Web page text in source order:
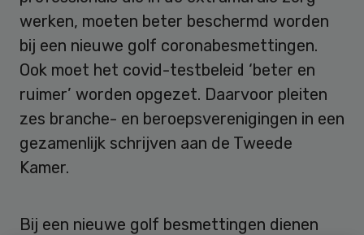
werken, moeten beter beschermd worden
bij een nieuwe golf coronabesmettingen.
Ook moet het covid-testbeleid ‘beter en
ruimer’ worden opgezet. Daarvoor pleiten
zes branche- en beroepsverenigingen in een
gezamenlijk schrijven aan de Tweede
Kamer.
Bij een nieuwe golf besmettingen dienen